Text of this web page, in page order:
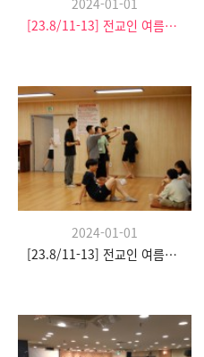
2024-01-01
[23.8/11-13] 전교인 여름수련회
2024-01-01
[23.8/11-13] 전교인 여름수련회